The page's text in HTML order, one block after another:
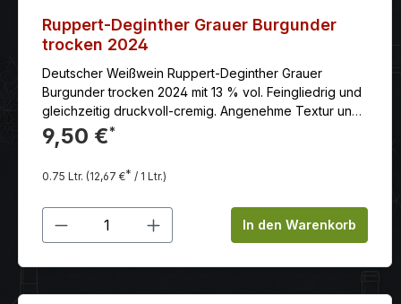
Ruppert-Deginther Grauer Burgunder
trocken 2024
Deutscher Weißwein Ruppert-Deginther Grauer
Burgunder trocken 2024 mit 13 % vol. Feingliedrig und
gleichzeitig druckvoll-cremig. Angenehme Textur und
Schmelz. Der Geschmack ist fruchtig und frisch mit
einer gut ausbalancierten Säure.
9,50 €*
0.75 Ltr. (12,67 €* / 1 Ltr.)
Produkt Anzahl: Gib denIn den Warenkorb